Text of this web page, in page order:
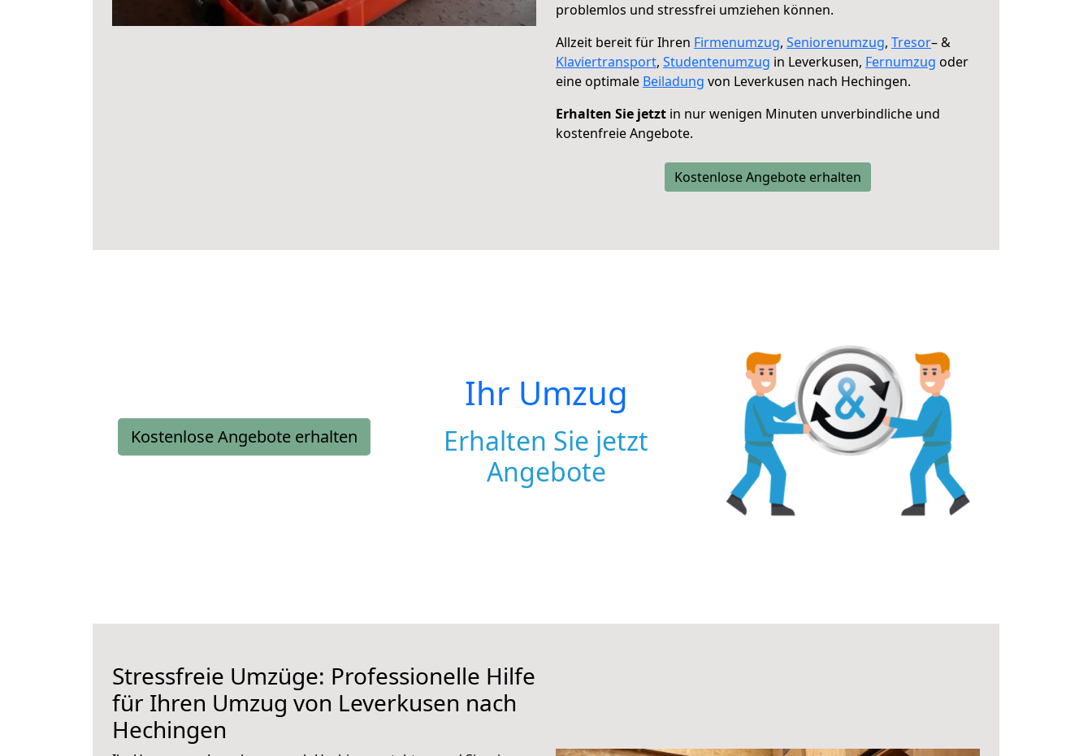
problemlos und stressfrei umziehen können.
Allzeit bereit für Ihren Firmenumzug, Seniorenumzug, Tresor– &
Klaviertransport, Studentenumzug in Leverkusen, Fernumzug oder
eine optimale Beiladung von Leverkusen nach Hechingen.
Erhalten Sie jetzt in nur wenigen Minuten unverbindliche und
kostenfreie Angebote.
Kostenlose Angebote erhalten
Kostenlose Angebote erhalten
Ihr Umzug
Erhalten Sie jetzt
Angebote
Stressfreie Umzüge: Professionelle Hilfe
für Ihren Umzug von Leverkusen nach
Hechingen